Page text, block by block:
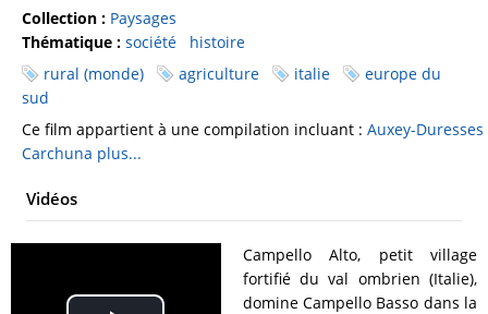
Collection : Paysages
Thématique : société
histoire
rural (monde)
agriculture italie
europe du
sud
Ce film appartient à une compilation incluant : Auxey-Duresses
Carchuna plus...
Vidéos
Campello Alto, petit village
fortifié du val ombrien (Italie),
domine Campello Basso dans la